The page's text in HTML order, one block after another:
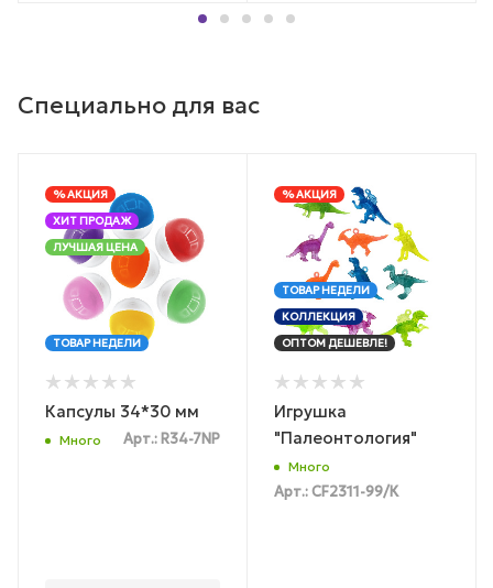
Специально для вас
% АКЦИЯ
ХИТ ПРОДАЖ
ЛУЧШАЯ ЦЕНА
ТОВАР НЕДЕЛИ
Капсулы 34*30 мм
Много Арт.: R34-7NP
% АКЦИЯ
ТОВАР НЕДЕЛИ
КОЛЛЕКЦИЯ
ОПТОМ ДЕШЕВЛЕ!
Игрушка
"Палеонтология"
Много
Арт.: CF2311-99/К